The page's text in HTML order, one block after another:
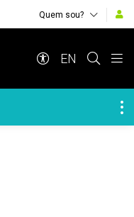
Quem sou?
EN